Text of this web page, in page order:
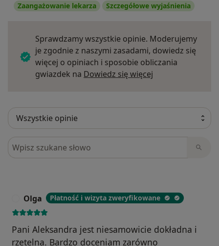
Zaangażowanie lekarza Szczegółowe wyjaśnienia
Sprawdzamy wszystkie opinie. Moderujemy
je zgodnie z naszymi zasadami, dowiedz się
więcej o opiniach i sposobie obliczania
gwiazdek na Dowiedz się więcej
Szukaj w opiniach
Olga Płatność i wizyta zweryfikowane
Pani Aleksandra jest niesamowicie dokładna i
rzetelna. Bardzo doceniam zarówno